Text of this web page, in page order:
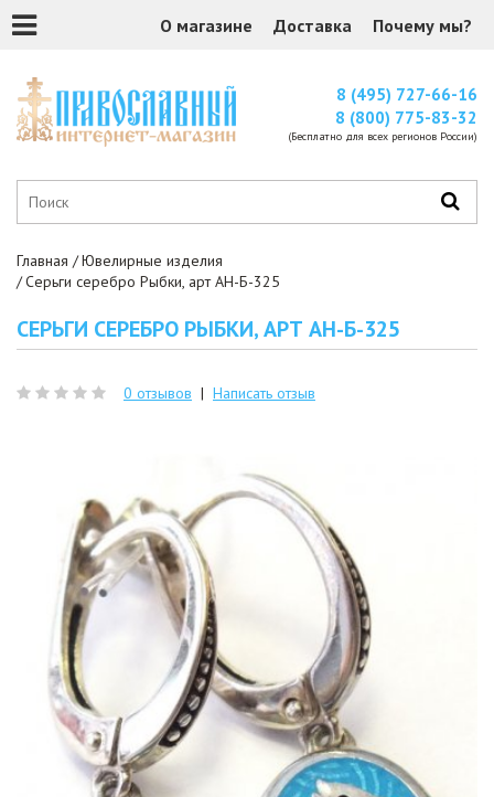
О магазине Доставка Почему мы?
8 (495) 727-66-16
8 (800) 775-83-32
(Бесплатно для всех регионов России)
Главная
Ювелирные изделия
Серьги серебро Рыбки, арт АН-Б-325
СЕРЬГИ СЕРЕБРО РЫБКИ, АРТ АН-Б-325
0 отзывов | Написать отзыв